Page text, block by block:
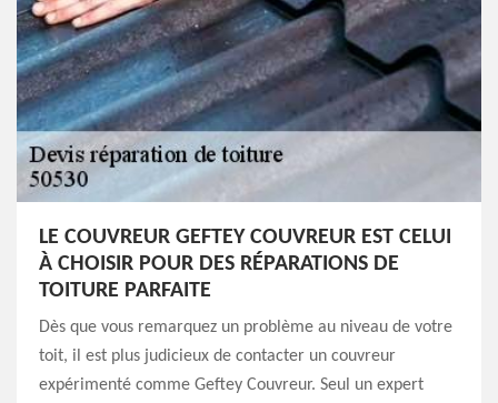
LE COUVREUR GEFTEY COUVREUR EST CELUI
À CHOISIR POUR DES RÉPARATIONS DE
TOITURE PARFAITE
Dès que vous remarquez un problème au niveau de votre
toit, il est plus judicieux de contacter un couvreur
expérimenté comme Geftey Couvreur. Seul un expert